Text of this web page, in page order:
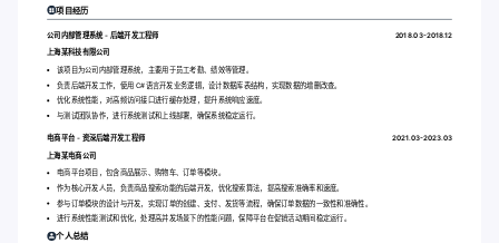
项目经历
公司内部管理系统 - 后端开发工程师
2018.03-2018.12
上海某科技有限公司
该项目为公司内部管理系统，主要用于员工考勤、绩效等管理。
负责后端开发工作，使用 C#语言开发业务逻辑，设计数据库表结构，实现数据的增删改查。
优化系统性能，对高频访问接口进行缓存处理，提升系统响应速度。
与测试团队协作，进行系统测试和上线部署，确保系统稳定运行。
电商平台 - 资深后端开发工程师 2021.03-2023.03
上海某电商公司
电商平台项目，包含商品展示、购物车、订单等模块。
作为核心开发人员，负责商品搜索功能的后端开发，优化搜索算法，提高搜索准确率和速度。
参与订单模块的设计与开发，实现订单的创建、支付、发货等流程，确保订单数据的一致性和准确性。
进行系统性能测试和优化，处理高并发场景下的性能问题，保障平台在促销活动期间稳定运行。
个人总结